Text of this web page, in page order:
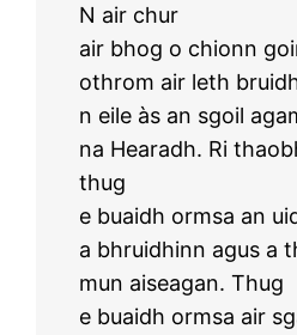
N air chur
air bhog o chionn
othrom air leth
n eile às an sgoil
na Hearadh. Ri
thug
e buaidh ormsa an
a bhruidhinn agus a
mun aiseagan. Thug
e buaidh ormsa air